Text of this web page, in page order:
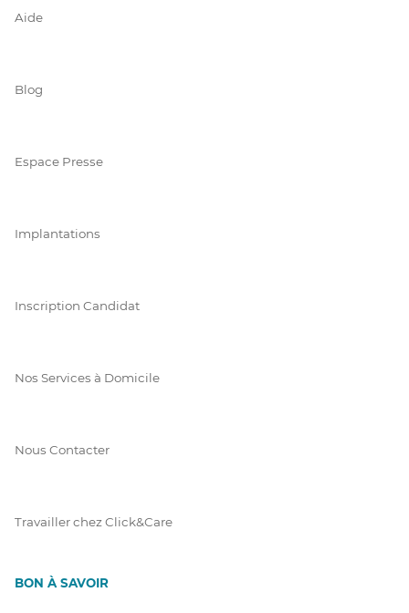
Aide
Blog
Espace Presse
Implantations
Inscription Candidat
Nos Services à Domicile
Nous Contacter
Travailler chez Click&Care
BON À SAVOIR